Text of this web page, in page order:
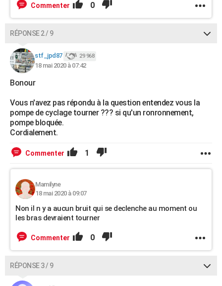
Commenter 0
RÉPONSE 2 / 9
stf_jpd87 29 968
18 mai 2020 à 07:42
Bonour
Vous n'avez pas répondu à la question entendez vous la
pompe de cyclage tourner ??? si qu'un ronronnement,
pompe bloquée.
Cordialement.
Commenter 1
Mamilyne
18 mai 2020 à 09:07
Non il n y a aucun bruit qui se declenche au moment ou
les bras devraient tourner
Commenter 0
RÉPONSE 3 / 9